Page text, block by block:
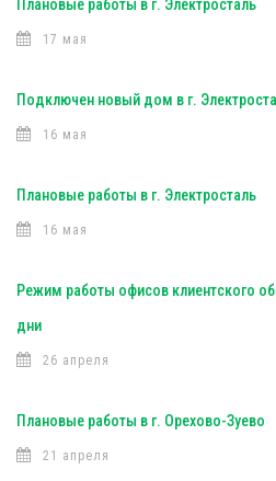
Плановые работы в г. Электросталь
17 мая
Подключен новый дом в г.
16 мая
Плановые работы в г. Электросталь
16 мая
Режим работы офисов клиентского
дни
26 апреля
Плановые работы в г. Орехово-Зуево
21 апреля